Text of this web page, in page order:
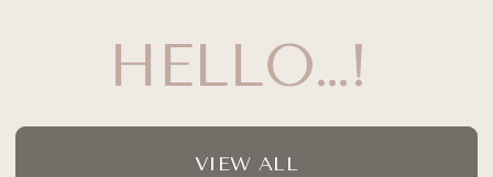
HELLO…!
VIEW ALL